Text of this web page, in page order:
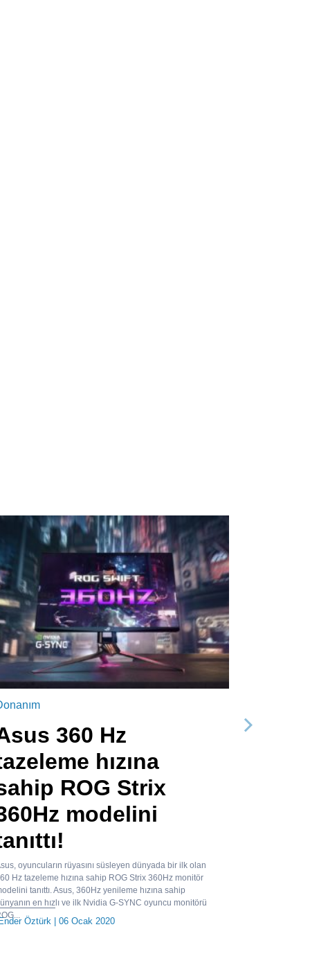
360 Hz
hızına
ROG Strix
modelini
oyuncuların rüyasını süsleyen dünyada bir ilk olan
Hz tazeleme hızına sahip ROG Strix 360Hz monitör
tanıttı. Asus, 360Hz yenileme hızına sahip
en hızlı ve ilk Nvidia G-SYNC oyuncu monitörü
Ender Öztürk| 06 Ocak 2020
Sonraki